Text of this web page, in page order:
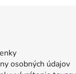
osobných údajov